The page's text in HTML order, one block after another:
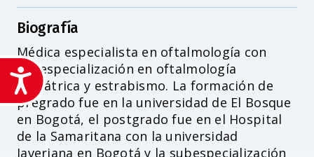
Accesibilidad
Biografía
Médica especialista en oftalmología con
subespecialización en oftalmología
pediátrica y estrabismo. La formación de
pregrado fue en la universidad de El Bosque
en Bogotá, el postgrado fue en el Hospital
de la Samaritana con la universidad
Javeriana en Bogotá y la subespecialización